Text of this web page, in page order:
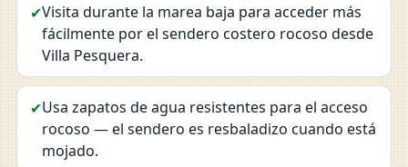
✔Visita durante la marea baja para acceder más
fácilmente por el sendero costero rocoso desde
Villa Pesquera.
✔Usa zapatos de agua resistentes para el acceso
rocoso — el sendero es resbaladizo cuando está
mojado.